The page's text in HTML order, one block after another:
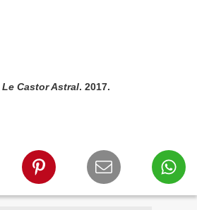
Le Castor Astral. 2017.